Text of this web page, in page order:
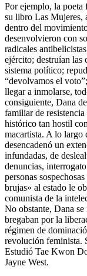
Por ejemplo, la
su libro Las Mujeres,
dentro del
desenvolvieron con
radicales
ejército; destruían las
sistema político;
“devolvamos el
llegar a inmolarse,
consiguiente, Dana
familiar de
histórico tan hostil
macartista. A lo largo
desencadenó un
infundadas, de
denuncias,
personas
brujas» al estado le
comunista de la
No obstante, Dana
bregaban por la
régimen de
revolución feminista.
Estudió Tae Kwon
Jayne West.